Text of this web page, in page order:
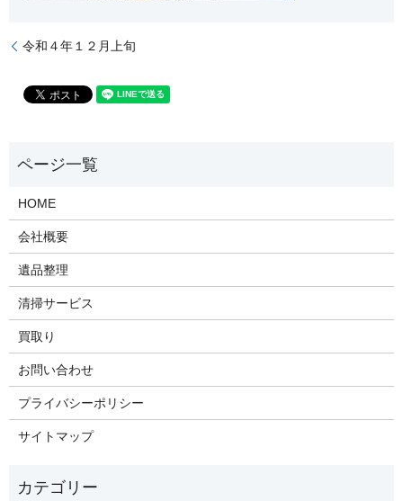
令和４年１２月上旬
HOME
会社概要
遺品整理
清掃サービス
買取り
お問い合わせ
プライバシーポリシー
サイトマップ